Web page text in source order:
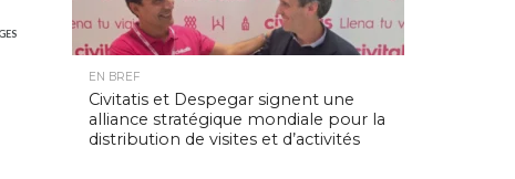
EN BREF
Civitatis et Despegar signent une
alliance stratégique mondiale pour la
distribution de visites et d’activités